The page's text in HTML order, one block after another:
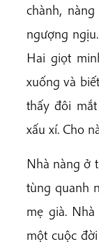
chành,
ngượng
Hai giọt
xuống và
thấy đôi
xấu xí. Cho
Nhà nàng ở
tùng quanh
mẹ già.
một cuộc